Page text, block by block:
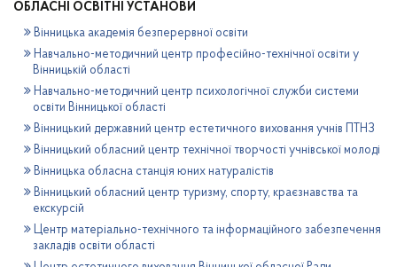
ОБЛАСНІ ОСВІТНІ УСТАНОВИ
Вінницька академія безперервної освіти
Навчально-методичний центр професійно-технічної освіти у
Вінницькій області
Навчально-методичний центр психологічної служби системи
освіти Вінницької області
Вінницький державний центр естетичного виховання учнів ПТНЗ
Вінницький обласний центр технічної творчості учнівської молоді
Вінницька обласна станція юних натуралістів
Вінницький обласний центр туризму, спорту, краєзнавства та
екскурсій
Центр матеріально-технічного та інформаційного забезпечення
закладів освіти області